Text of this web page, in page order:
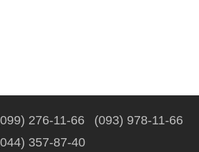
276-11-66
(093) 978-11-66
357-87-40